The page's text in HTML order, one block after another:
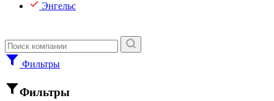
Энгельс
Фильтры
Фильтры